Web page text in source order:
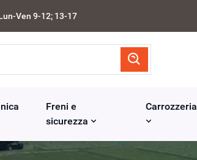
Ven 9-12; 13-17
Freni e
sicurezza
Carrozzeria